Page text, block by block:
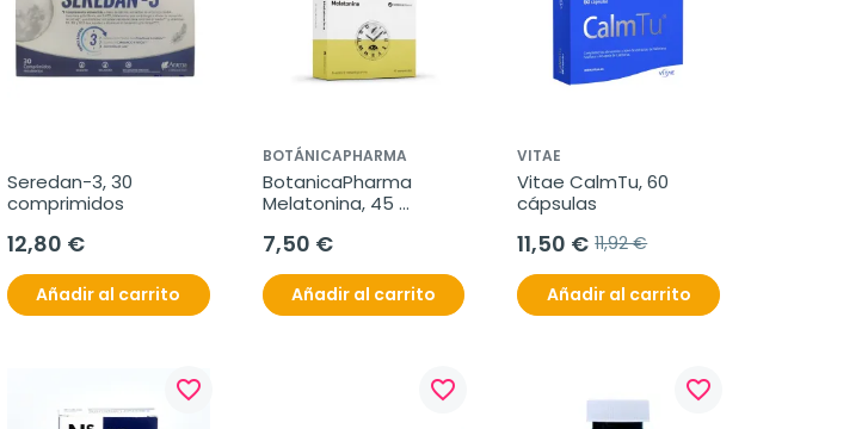
Seredan-3, 30
comprimidos
12,80 €
Añadir al carrito
BOTÁNICAPHARMA
BotanicaPharma
Melatonina, 45
7,50 €
Añadir al carrito
VITAE
Vitae CalmTu, 60
cápsulas
11,50 € 11,92 €
Añadir al carrito
favorite_border favorite_border favorite_border